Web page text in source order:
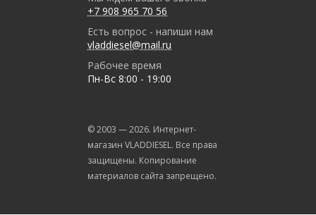
+7 908 965 70 56
Есть вопрос - напиши нам
vladdiesel@mail.ru
Рабочее время
Пн-Вс 8:00 - 19:00
© 2003 —2026. Интернет-
магазин VLADDIESEL. Все права
защищены. Копирование
материалов сайта запрещено.